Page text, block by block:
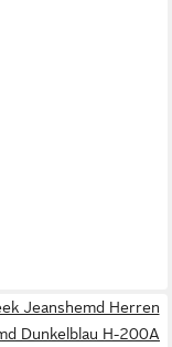
Jeanshemd Herren
Dunkelblau H-200A